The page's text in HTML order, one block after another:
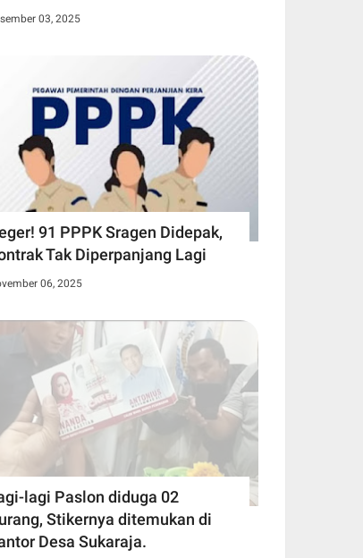
03, 2025
91 PPPK Sragen Didepak,
Tak Diperpanjang Lagi
06, 2025
lagi Paslon diduga 02
Stikernya ditemukan di
Desa Sukaraja.